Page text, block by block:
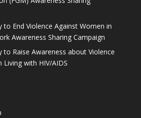
to End Violence Against Women in
Awareness Sharing Campaign
to Raise Awareness about Violence
Living with HIV/AIDS